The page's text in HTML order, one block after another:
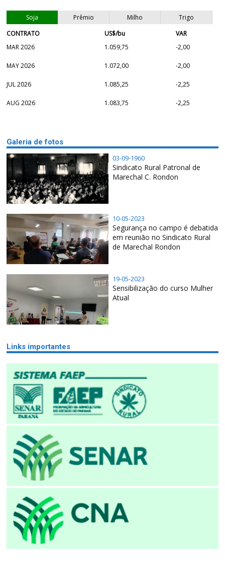
Soja Prêmio Milho
Trigo
CONTRATO
US$/bu
VAR
MAR 2026
1.059,75 -2,00
MAY 2026 1.072,00 -2,00
JUL 2026 1.085,25 -2,25
AUG 2026 1.083,75 -2,25
Galeria de fotos
03-09-1960
Sindicato Rural Patronal de
Marechal C. Rondon
10-05-2023
Segurança no campo é debatida
em reunião no Sindicato Rural
de Marechal Rondon
19-05-2023
Sensibilização do curso Mulher
Atual
Links importantes